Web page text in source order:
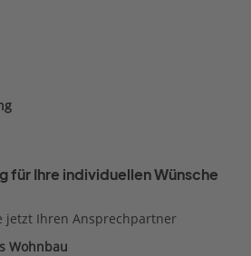
für Ihre individuellen Wünsche
jetzt Ihren Ansprechpartner
Wohnbau